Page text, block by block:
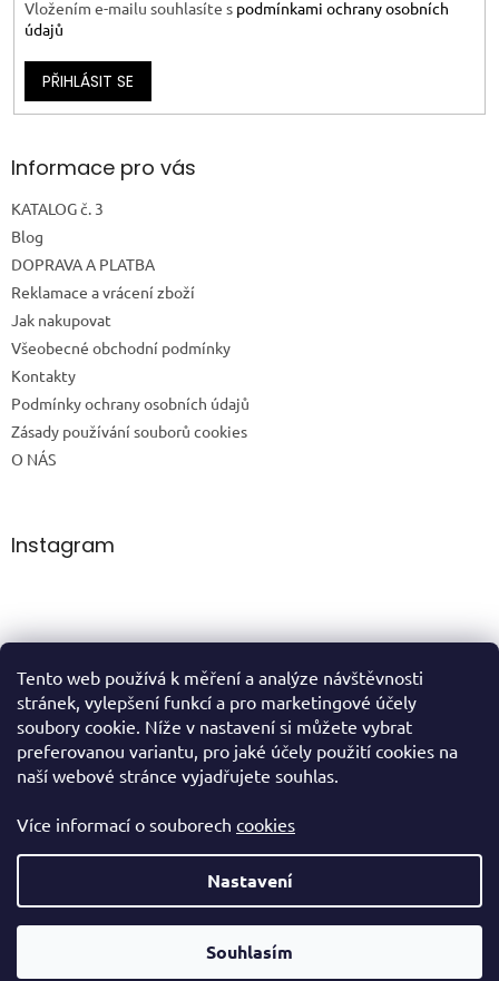
Tento web používá k měření a analýze návštěvnosti
stránek, vylepšení funkcí a pro marketingové účely
soubory cookie. Níže v nastavení si můžete vybrat
preferovanou variantu, pro jaké účely použití cookies na
naší webové stránce vyjadřujete souhlas.
Více informací o souborech cookies
Nastavení
Souhlasím
Vložením e-mailu souhlasíte s podmínkami ochrany osobních
údajů
PŘIHLÁSIT SE
Informace pro vás
KATALOG č. 3
Blog
DOPRAVA A PLATBA
Reklamace a vrácení zboží
Jak nakupovat
Všeobecné obchodní podmínky
Kontakty
Podmínky ochrany osobních údajů
Zásady používání souborů cookies
O NÁS
Instagram
Sledovat na Instagramu
domů
Vytvořil Shoptet
Copyright 2026VIVIEN cosmetics. Všechna práva vyhrazena.
Upravit nastavení cookies